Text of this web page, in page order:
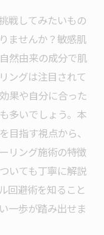
戦してみたいもの
ませんか？敏感肌
然由来の成分で肌
ングは注目されて
果や自分に合った
多いでしょう。本
目指す視点から、
リング施術の特徴
いても丁寧に解説
回避術を知ること
一歩が踏み出せま